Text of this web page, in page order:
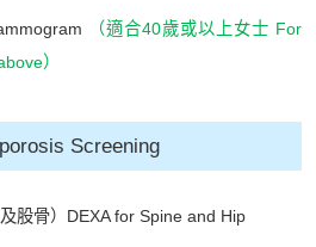
（適合40歲或以上女士 For
）
Screening
股骨）DEXA for Spine and Hip